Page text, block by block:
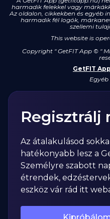
harmadik felekkel vagy
Az oldalon, cikkekben és
harmadik fél logók,
szellemi
This website is
Copyright " GetFIT App © "
GetFIT
Regisztrálj
Az átalakulásod
hatékonyabb lesz a
Személyre szabott
étrendek,
eszköz vár rád itt